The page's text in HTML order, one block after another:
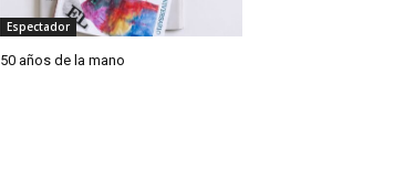
Espectador
50 años de la mano